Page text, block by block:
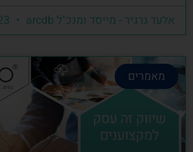
אלעד גרגיר - מייסד ומנכ"ל arcdb
מאמרים